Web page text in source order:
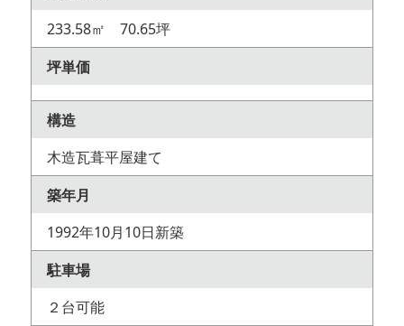
233.58㎡ 70.65坪
坪単価
構造
木造瓦葺平屋建て
築年月
1992年10月10日新築
駐車場
２台可能